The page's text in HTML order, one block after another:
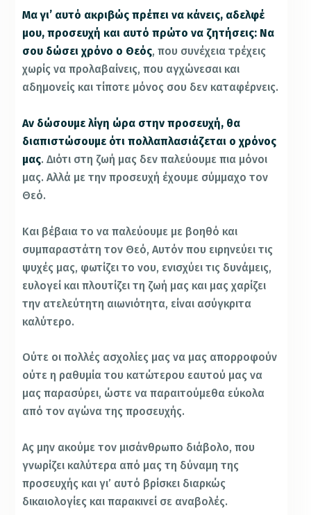
Μα γι’ αυτό ακριβώς πρέπει να κάνεις, αδελφέ
μου, προσευχή και αυτό πρώτο να ζητήσεις: Να
σου δώσει χρόνο ο Θεός, που συνέχεια τρέχεις
χωρίς να προλαβαίνεις, που αγχώνεσαι και
αδημονείς και τίποτε μόνος σου δεν καταφέρνεις.
Αν δώσουμε λίγη ώρα στην προσευχή, θα
διαπιστώσουμε ότι πολλαπλασιάζεται ο χρόνος
μας. Διότι στη ζωή μας δεν παλεύουμε πια μόνοι
μας. Αλλά με την προσευχή έχουμε σύμμαχο τον
Θεό.
Και βέβαια το να παλεύουμε με βοηθό και
συμπαραστάτη τον Θεό, Αυτόν που ειρηνεύει τις
ψυχές μας, φωτίζει το νου, ενισχύει τις δυνάμεις,
ευλογεί και πλουτίζει τη ζωή μας και μας χαρίζει
την ατελεύτητη αιωνιότητα, είναι ασύγκριτα
καλύτερο.
Ούτε οι πολλές ασχολίες μας να μας απορροφούν
ούτε η ραθυμία του κατώτερου εαυτού μας να
μας παρασύρει, ώστε να παραιτούμεθα εύκολα
από τον αγώνα της προσευχής.
Ας μην ακούμε τον μισάνθρωπο διάβολο, που
γνωρίζει καλύτερα από μας τη δύναμη της
προσευχής και γι’ αυτό βρίσκει διαρκώς
δικαιολογίες και παρακινεί σε αναβολές.